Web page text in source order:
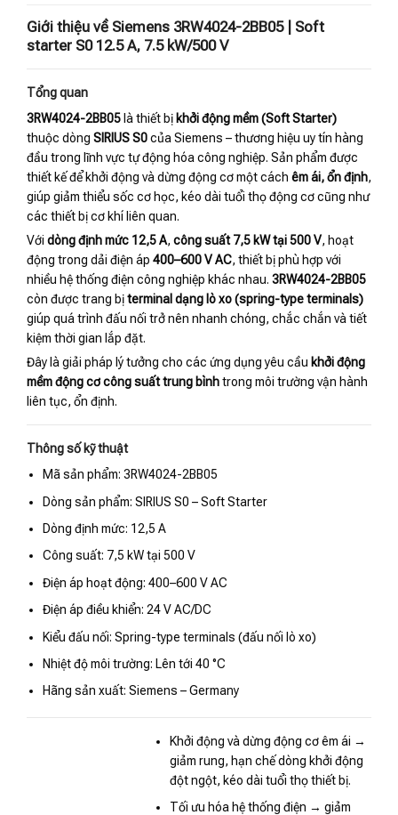
Giới thiệu về Siemens 3RW4024-2BB05 | Soft
starter S0 12.5 A, 7.5 kW/500 V
Tổng quan
3RW4024-2BB05 là thiết bị khởi động mềm (Soft Starter)
thuộc dòng SIRIUS S0của Siemens – thương hiệu uy tín hàng
đầu trong lĩnh vực tự động hóa công nghiệp. Sản phẩm được
thiết kế để khởi động và dừng động cơ một cách êm ái, ổn định,
giúp giảm thiểu sốc cơ học, kéo dài tuổi thọ động cơ cũng như
các thiết bị cơ khí liên quan.
Với dòng định mức 12,5 A, công suất 7,5 kW tại 500 V, hoạt
động trong dải điện áp 400–600 V AC, thiết bị phù hợp với
nhiều hệ thống điện công nghiệp khác nhau. 3RW4024-2BB05
còn được trang bịterminal dạng lò xo (spring-type terminals)
giúp quá trình đấu nối trở nên nhanh chóng, chắc chắn và tiết
kiệm thời gian lắp đặt.
Đây là giải pháp lý tưởng cho các ứng dụng yêu cầu khởi động
mềm động cơ công suất trung bìnhtrong môi trường vận hành
liên tục, ổn định.
Thông số kỹ thuật
Mã sản phẩm: 3RW4024-2BB05
Dòng sản phẩm: SIRIUS S0 – Soft Starter
Dòng định mức: 12,5 A
Công suất: 7,5 kW tại 500 V
Điện áp hoạt động: 400–600 V AC
Điện áp điều khiển: 24 V AC/DC
Kiểu đấu nối: Spring-type terminals (đấu nối lò xo)
Nhiệt độ môi trường: Lên tới 40 °C
Hãng sản xuất: Siemens – Germany
Khởi động và dừng động cơ êm ái →
giảm rung, hạn chế dòng khởi động
đột ngột, kéo dài tuổi thọ thiết bị.
Tối ưu hóa hệ thống điện → giảm